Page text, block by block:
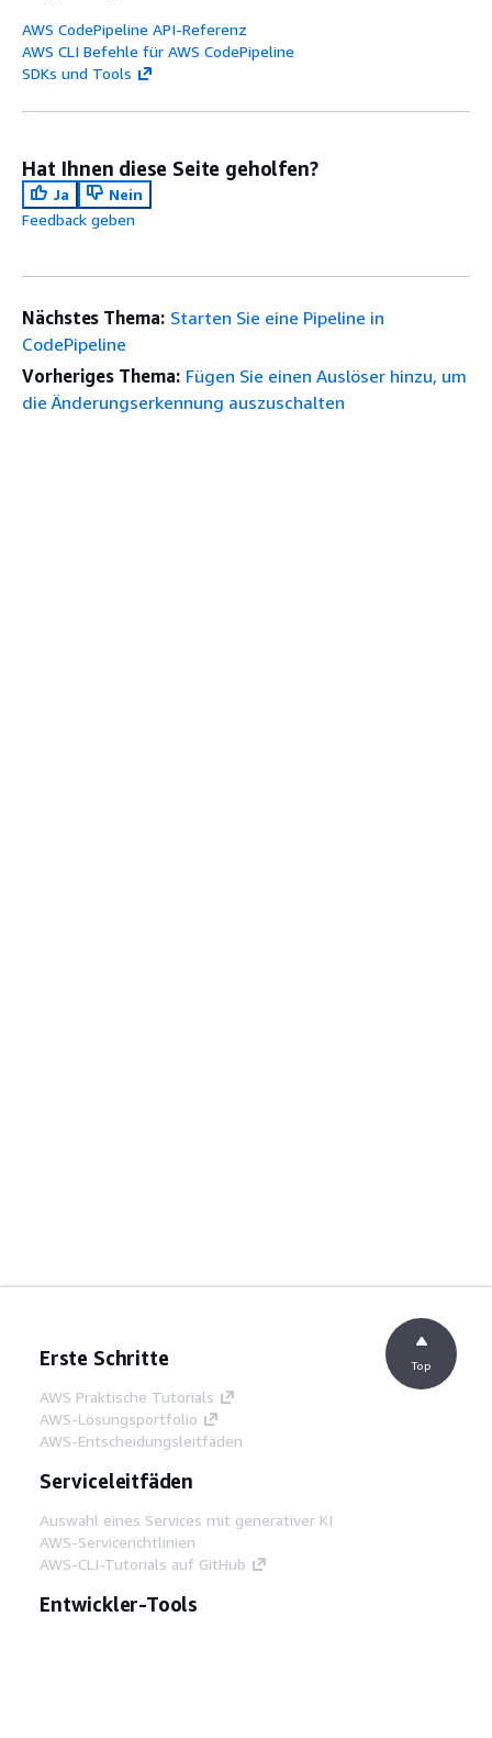
AWS CodePipeline API-Referenz
AWS CLI Befehle für AWS CodePipeline
SDKs und Tools
Hat Ihnen diese Seite geholfen?
Ja
Nein
Feedback geben
Nächstes Thema: Starten Sie eine Pipeline in
CodePipeline
Vorheriges Thema: Fügen Sie einen Auslöser hinzu, um
die Änderungserkennung auszuschalten
Erste Schritte
AWS Praktische Tutorials
AWS-Lösungsportfolio
AWS-Entscheidungsleitfäden
Serviceleitfäden
Auswahl eines Services mit generativer KI
AWS-Servicerichtlinien
AWS-CLI-Tutorials auf GitHub
Entwickler-Tools
Top